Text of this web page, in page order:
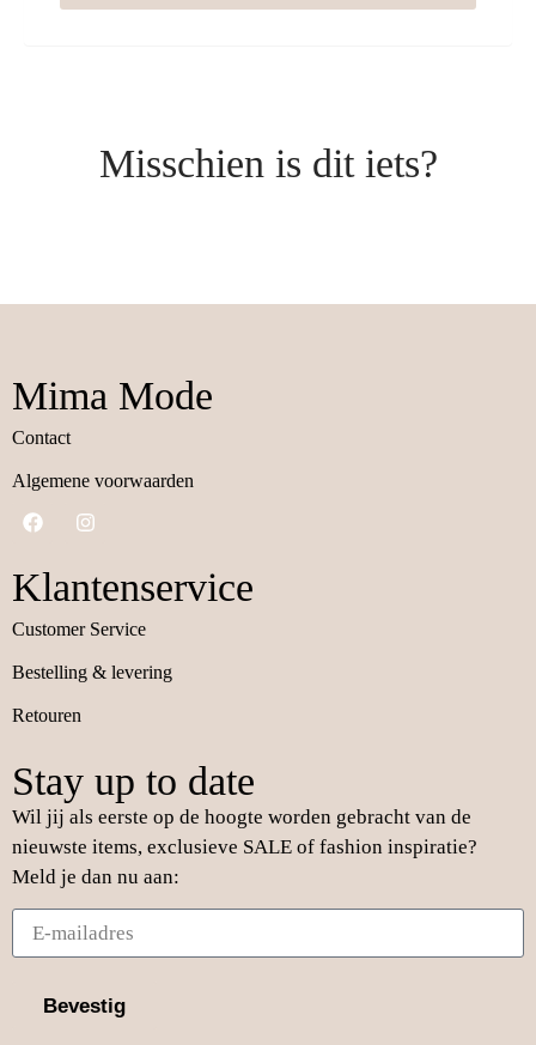
Misschien is dit iets?
Mima Mode
Contact
Algemene voorwaarden
Klantenservice
Customer Service
Bestelling & levering
Retouren
Stay up to date
Wil jij als eerste op de hoogte worden gebracht van de
nieuwste items, exclusieve SALE of fashion inspiratie?
Meld je dan nu aan:
Bevestig